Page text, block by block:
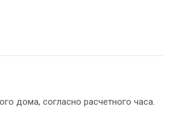
дома, согласно расчетного часа.